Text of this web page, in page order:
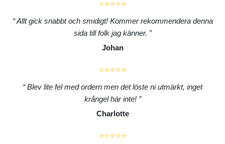
⭐⭐⭐⭐⭐
Allt gick snabbt och smidigt! Kommer rekommendera denna
sida till folk jag känner.
Johan
⭐⭐⭐⭐⭐
Blev lite fel med ordern men det löste ni utmärkt, inget
krångel här inte!
Charlotte
⭐⭐⭐⭐⭐